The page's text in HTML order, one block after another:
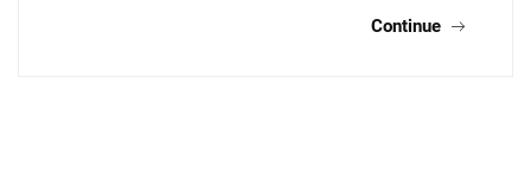
Continue